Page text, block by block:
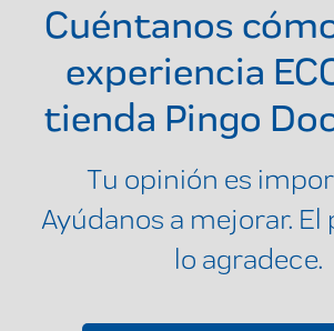
Cuéntanos
experiencia
tienda Pingo
Tu opinión es
Ayúdanos a mejorar.
lo agradece.